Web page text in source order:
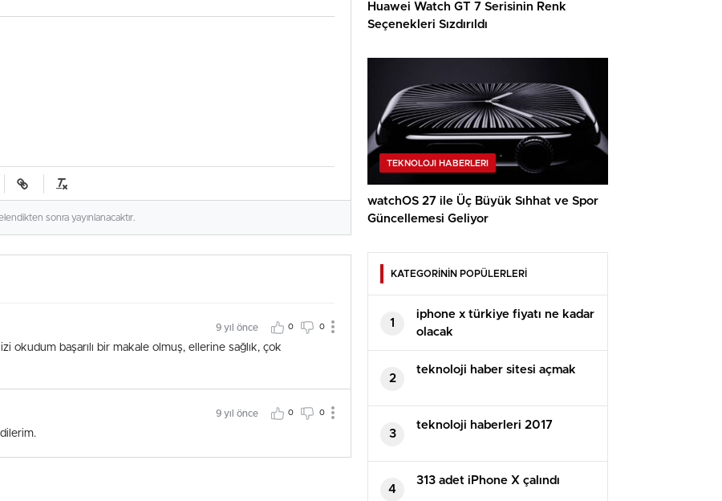
sonra yayınlanacaktır.
9 yıl önce 0 0
okudum başarılı bir makale olmuş, ellerine sağlık, çok
9 yıl önce 0 0
Huawei Watch GT 7 Serisinin Renk
Seçenekleri Sızdırıldı
TEKNOLOJI HABERLERI
watchOS 27 ile Üç Büyük Sıhhat ve Spor
Güncellemesi Geliyor
KATEGORİNİN POPÜLERLERİ
1
iphone x türkiye fiyatı ne kadar
olacak
2
teknoloji haber sitesi açmak
3
teknoloji haberleri 2017
4
313 adet iPhone X çalındı